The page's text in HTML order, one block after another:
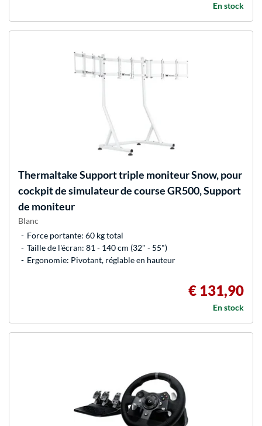
En stock
ThermaltakeSupport triple moniteur Snow, pour
cockpit de simulateur de course GR500, Support
de moniteur
Blanc
Force portante: 60 kg total
Taille de l'écran: 81 - 140 cm (32" - 55")
Ergonomie: Pivotant, réglable en hauteur
€ 131,90
En stock